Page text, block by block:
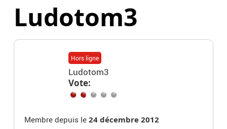
Ludotom3
Hors ligne
Ludotom3
Vote:
Membre depuis le24 décembre 2012